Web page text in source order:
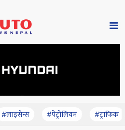
#लाइसेन्स #पेट्रोलियम #ट्राफिक